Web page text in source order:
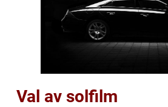
Val av solfilm